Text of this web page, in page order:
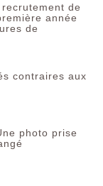
de
année
de
contraires aux
photo prise